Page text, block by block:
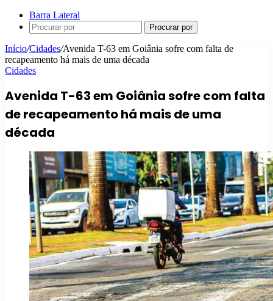
Barra Lateral
Procurar por
Início/Cidades/Avenida T-63 em Goiânia sofre com falta de
recapeamento há mais de uma década
Cidades
Avenida T-63 em Goiânia sofre com falta
de recapeamento há mais de uma
década